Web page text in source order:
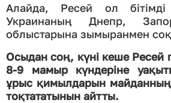
Алайда, Ресей ол
Украинаның Днепр,
облыстарына зымыранмен
Осыдан соң, күні кеше Ресей
8-9 мамыр күндеріне
ұрыс қимылдарын
тоқтататынын айтты.